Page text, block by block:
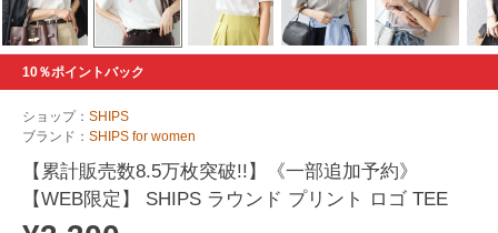
10％ポイントバック
ショップ： SHIPS
ブランド： SHIPS for women
【累計販売数8.5万枚突破!!】《一部追加予約》
【WEB限定】 SHIPS ラウンド プリント ロゴ TEE